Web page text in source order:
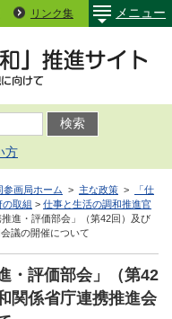
リンク集 メニュー
方
参画局ホーム > 主な政策 >
「仕
の取組 > 仕事と生活の調和推進官
進・評価部会」（第42回）及び
議の開催について
・評価部会」（第42
関係省庁連携推進会